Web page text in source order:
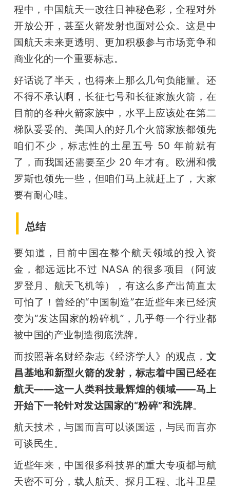
程中，中国航天一改往日神秘色彩，全程对外
开放公开，甚至火箭发射也面对公众。这是中
国航天未来更透明、更加积极参与市场竞争和
商业化的一个重要标志。
好话说了半天，也得来上那么几句负能量。还
不得不承认啊，长征七号和长征家族火箭，在
目前的各种火箭家族中，水平上应该处在第二
梯队妥妥的。美国人的好几个火箭家族都领先
咱们不少，标志性的土星五号 50 年前就有
了，而我国还需要至少 20 年才有。欧洲和俄
罗斯也领先一些，但咱们马上就赶上了，大家
要有耐心哇。
总结
要知道，目前中国在整个航天领域的投入资
金，都远远比不过 NASA 的很多项目（阿波
罗登月、航天飞机等），有这么多产出简直太
可怕了！曾经的“中国制造”在近些年来已经演
变为“发达国家的粉碎机”，几乎每一个行业都
被中国的产业制造彻底洗牌。
而按照著名财经杂志《经济学人》的观点， 文
昌基地和新型火箭的发射，标志着中国已经在
航天——这一人类科技最辉煌的领域——马上
开始下一轮针对发达国家的“粉碎”和洗牌。
航天技术，与国而言可以谈国运，与民而言亦
可谈民生。
近些年来，中国很多科技界的重大专项都与航
天密不可分，载人航天、探月工程、北斗卫星